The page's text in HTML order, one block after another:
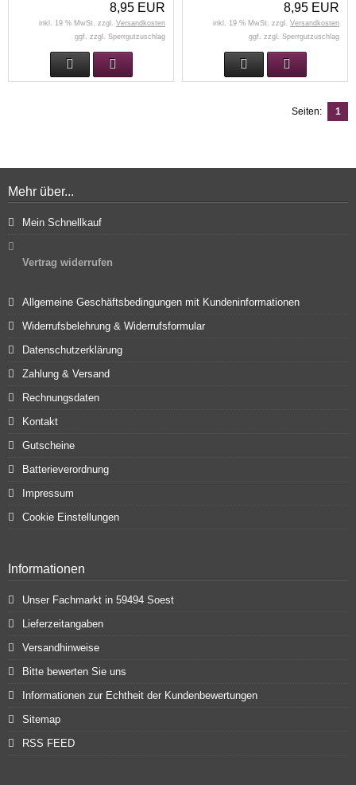
8,95 EUR
inkl. 19 % MwSt. zzgl. Versandkosten
ggf. zzgl. Sperrgutzuschlag
8,95 EUR
inkl. 19 % MwSt. zzgl. Versandkosten
ggf. zzgl. Sperrgutzuschlag
Seiten: 1
Mehr über...
Mein Schnellkauf
Vertrag widerrufen
Allgemeine Geschäftsbedingungen mit Kundeninformationen
Widerrufsbelehrung & Widerrufsformular
Datenschutzerklärung
Zahlung & Versand
Rechnungsdaten
Kontakt
Gutscheine
Batterieverordnung
Impressum
Cookie Einstellungen
Informationen
Unser Fachmarkt in 59494 Soest
Lieferzeitangaben
Versandhinweise
Bitte bewerten Sie uns
Informationen zur Echtheit der Kundenbewertungen
Sitemap
RSS FEED